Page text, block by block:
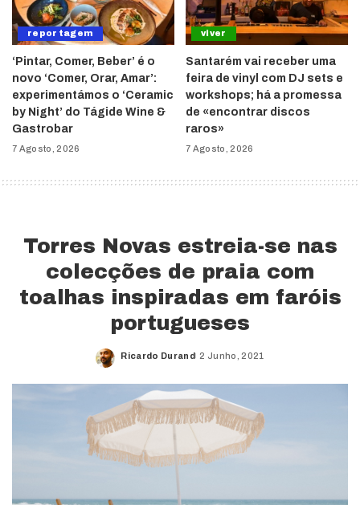
reportagem
‘Pintar, Comer, Beber’ é o
novo ‘Comer, Orar, Amar’:
experimentámos o ‘Ceramic
by Night’ do Tágide Wine &
Gastrobar
7 Agosto, 2026
viver
Santarém vai receber uma
feira de vinyl com DJ sets e
workshops; há a promessa
de «encontrar discos
raros»
7 Agosto, 2026
Torres Novas estreia-se nas
colecções de praia com
toalhas inspiradas em faróis
portugueses
Posted
Ricardo Durand 2 Junho, 2021